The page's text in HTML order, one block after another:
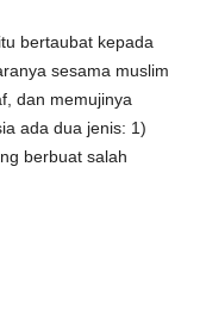
bertaubat kepada
sesama muslim
dan memujinya
ada dua jenis: 1)
berbuat salah